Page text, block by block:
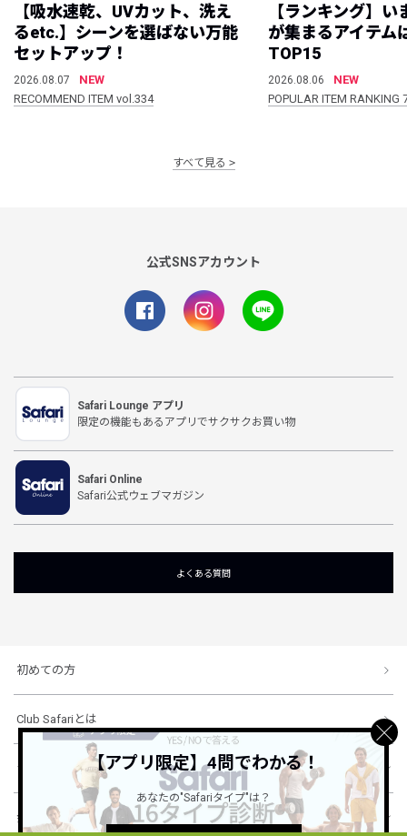
【吸水速乾、UVカット、洗え
るetc.】シーンを選ばない万能
セットアップ！
2026.08.07
NEW
RECOMMEND ITEM vol.334
【ランキング】
が集まるアイテム
TOP15
2026.08.06
NEW
POPULAR ITEM
すべて見る
公式SNSアカウント
Safari Lounge アプリ
限定の機能もあるアプリでサクサクお買い物
Safari Online
Safari公式ウェブマガジン
よくある質問
初めての方
Club Safariとは
ショッピングガイド
会社概要・規約
【アプリ限定】4問でわかる！
あなたの"Safariタイプ"は？